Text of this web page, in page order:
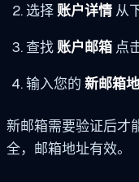
选择 账户详情从
查找 账户邮箱点
输入您的 新邮箱
新邮箱需要验证后才
全，邮箱地址有效。